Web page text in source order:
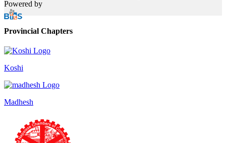
Powered by
Provincial Chapters
Koshi
Madhesh